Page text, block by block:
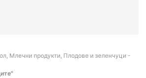
Млечни продукти, Плодове и зеленчуци -